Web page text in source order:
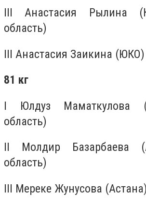
III Анастасия Рылина
область)
III Анастасия Заикина (ЮКО)
81 кг
I Юлдуз Маматкулова
область)
II Молдир Базарбаева
область)
III Мереке Жунусова (Астана)